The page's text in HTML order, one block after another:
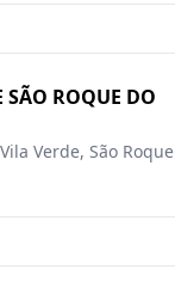
SÃO ROQUE DO
Verde, São Roque